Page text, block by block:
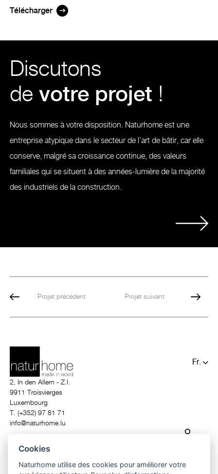
Télécharger
Discutons
de votre projet !
Nous sommes à votre disposition. Naturhome est une
entreprise atypique dans le secteur de l’art de bâtir, car elle
conserve, malgré sa croissance continue, des valeurs
familiales qui se situent à des années-lumière de la majorité
des industriels de la construction.
Projet précédent Projet suivant
Fr.
2, In den Allern - Z.I.
9911 Troisvierges
Luxembourg
T. (+352) 97 81 71
info@naturhome.lu
Cookies
Naturhome utilise des cookies pour améliorer votre